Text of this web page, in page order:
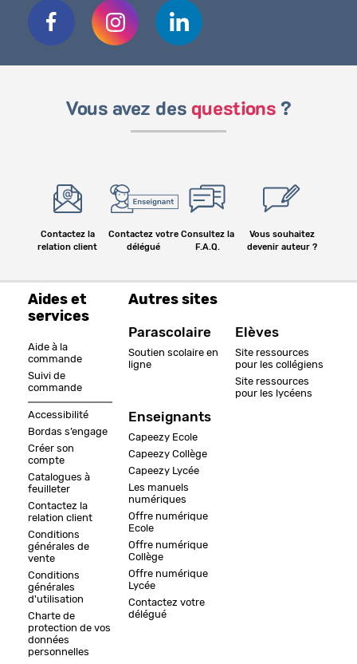
Vous avez des questions ?
Contactez la
relation client
Contactez votre
délégué
Consultez la
F.A.Q.
Vous souhaitez
devenir auteur ?
Aides et
services
Aide à la
commande
Suivi de
commande
Accessibilité
Bordas s’engage
Créer son
compte
Catalogues à
feuilleter
Contactez la
relation client
Conditions
générales de
vente
Conditions
générales
d'utilisation
Charte de
protection de vos
données
personnelles
Autres sites
Parascolaire
Soutien scolaire en
ligne
Enseignants
Capeezy Ecole
Capeezy Collège
Capeezy Lycée
Les manuels
numériques
Offre numérique
Ecole
Offre numérique
Collège
Offre numérique
Lycée
Contactez votre
délégué
Elèves
Site ressources
pour les collégiens
Site ressources
pour les lycéens